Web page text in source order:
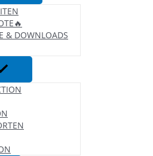
& DOWNLOADS